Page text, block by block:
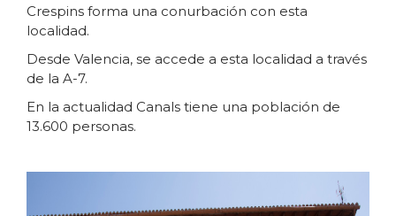
Crespins forma una conurbación con esta
localidad.
Desde Valencia, se accede a esta localidad a través
de la A-7.
En la actualidad Canals tiene una población de
13.600 personas.